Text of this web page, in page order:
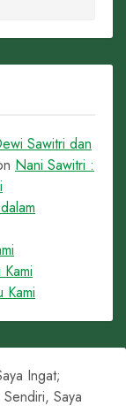
Sawitri dan
Nani Sawitri :
Kami
Ingat;
Saya